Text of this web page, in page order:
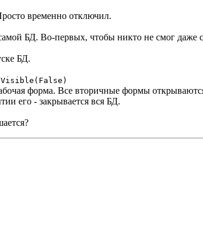
временно отключил.
БД. Во-первых, чтобы никто не смог даже
БД.
форма. Все вторичные формы
его - закрывается вся БД.